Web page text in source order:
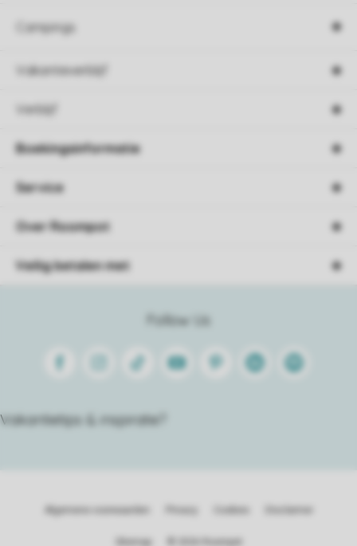
Campings
Vakantieverblijf
Verblijf
Follow Us
FacebookInstagram
Tiktok Youtube PinterestLinkedinSpotify
Vakantietips & inspiratie?
Boekingsinformatie
Service
Over Roompot
Veilig betalen met